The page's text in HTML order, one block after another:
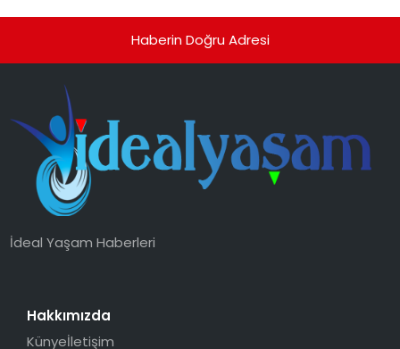
Haberin Doğru Adresi
İdeal Yaşam Haberleri
Hakkımızda
Künyeİletişim